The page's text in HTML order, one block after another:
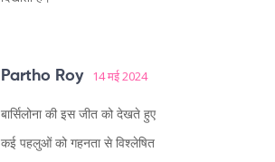
Partho Roy 14 मई 2024
बार्सिलोना की इस जीत को देखते हुए
कई पहलुओं को गहनता से विश्लेषित